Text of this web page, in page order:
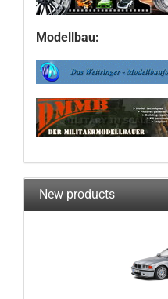
Modellbau:
New products